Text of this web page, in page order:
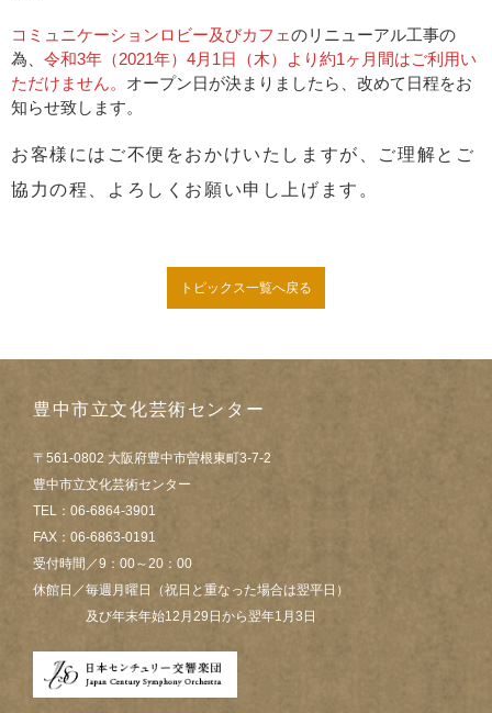
コミュニケーションロビー及びカフェのリニューアル工事の
為、 令和3年（2021年）4月1日（木）より約1ヶ月間はご利用い
ただけません。 オープン日が決まりましたら、改めて日程をお
知らせ致します。
お客様にはご不便をおかけいたしますが、ご理解とご
協力の程、よろしくお願い申し上げます。
トピックス一覧へ戻る
豊中市立文化芸術センター
〒561-0802 大阪府豊中市曽根東町3-7-2
豊中市立文化芸術センター
TEL：06-6864-3901
FAX：06-6863-0191
受付時間／9：00～20：00
休館日／毎週月曜日（祝日と重なった場合は翌平日）
及び年末年始12月29日から翌年1月3日